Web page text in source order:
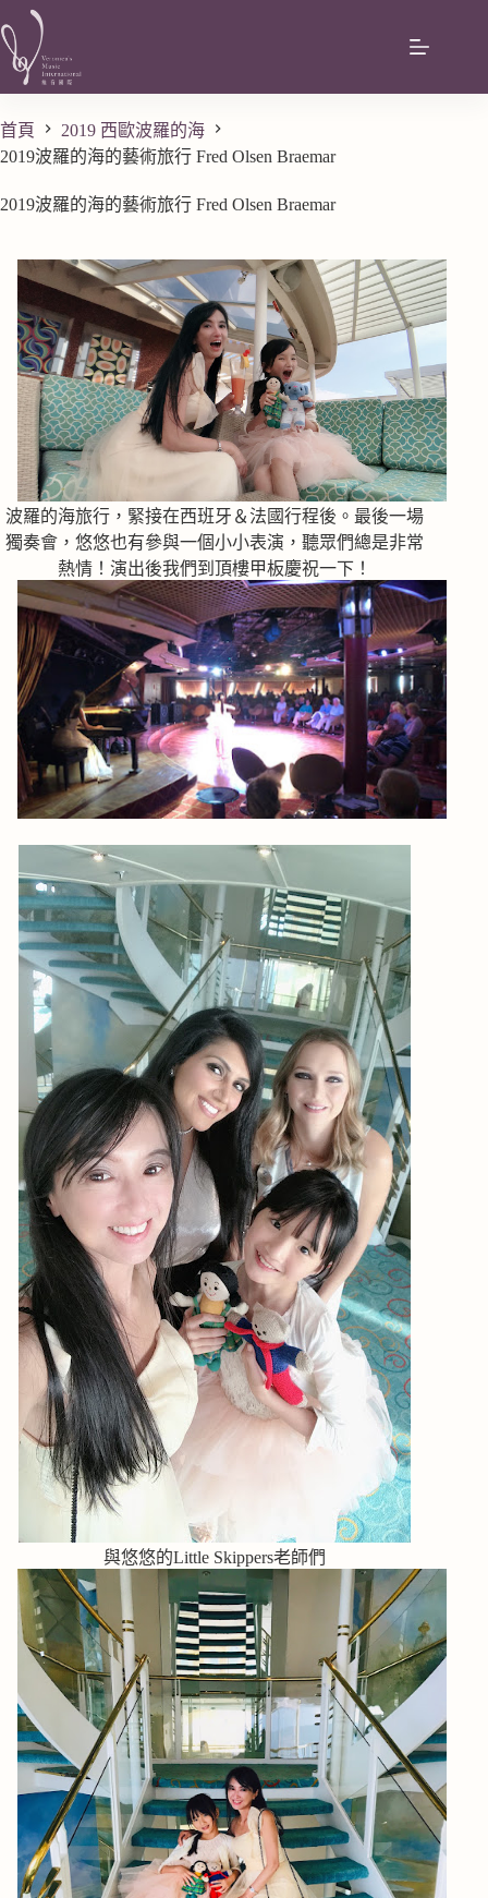
首頁
2019 西歐波羅的海
2019波羅的海的藝術旅行 Fred Olsen Braemar
2019波羅的海的藝術旅行 Fred Olsen Braemar
波羅的海旅行，緊接在西班牙＆法國行程後。最後一場
獨奏會，悠悠也有參與一個小小表演，聽眾們總是非常
熱情！演出後我們到頂樓甲板慶祝一下！
與悠悠的Little Skippers老師們